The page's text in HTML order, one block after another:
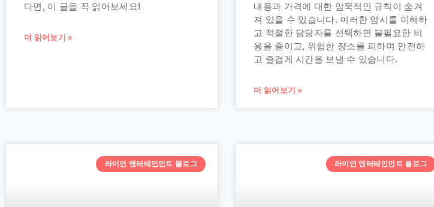
다면, 이 글을 꼭 읽어보세요!
더 읽어보기 »
내용과 가격에 대한 암묵적인 규칙이 숨겨
져 있을 수 있습니다. 이러한 암시를 이해하
고 적절한 담당자를 선택하면 불필요한 비
용을 줄이고, 위험한 장소를 피하며 안전하
고 즐겁게 시간을 보낼 수 있습니다.
더 읽어보기 »
라이언 엔터테인먼트 블로그 라이언 엔터테인먼트 블로그